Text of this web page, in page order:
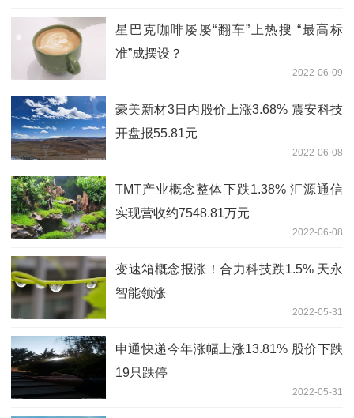
星巴克咖啡屡屡“翻车”上热搜 “最高标
准”成摆设？
2022-06-09
豪美新材3日内股价上涨3.68% 震安科技
开盘报55.81元
2022-06-08
TMT产业概念整体下跌1.38% 汇源通信
实现营收约7548.81万元
2022-06-08
变速箱概念报涨！合力科技跌1.5% 天永
智能领涨
2022-05-31
申通快递今年涨幅上涨13.81% 股价下跌
19只跌停
2022-05-31